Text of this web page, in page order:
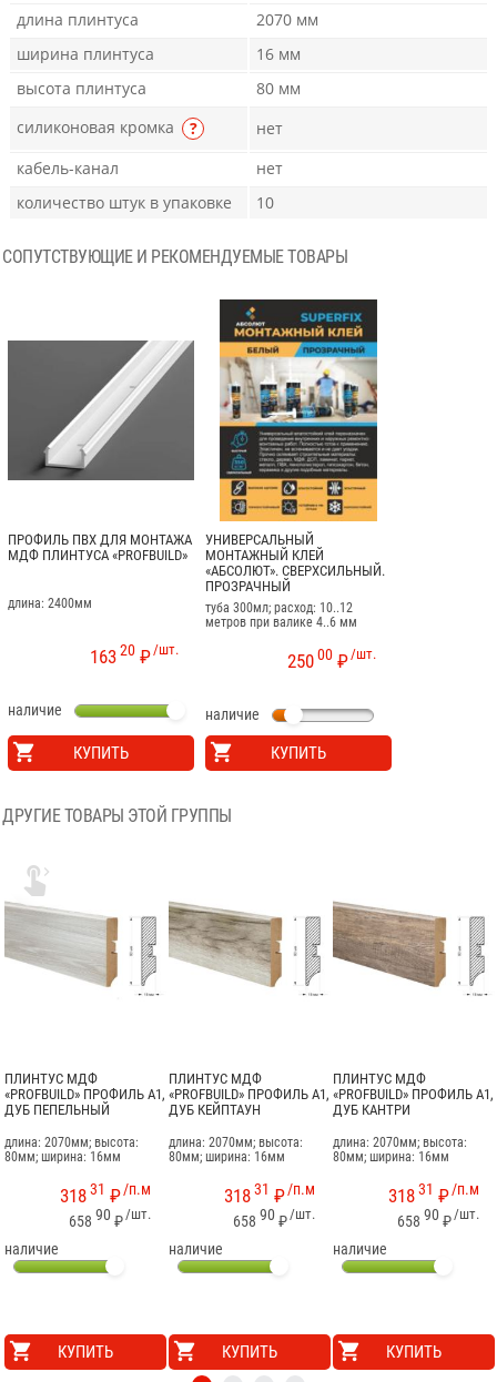
длина плинтуса
2070 мм
ширина плинтуса
16 мм
высота плинтуса
80 мм
силиконовая кромка
?
нет
кабель-канал
нет
количество штук в упаковке
10
СОПУТСТВУЮЩИЕ И РЕКОМЕНДУЕМЫЕ ТОВАРЫ
ПРОФИЛЬ ПВХ ДЛЯ МОНТАЖА
МДФ ПЛИНТУСА «PROFBUILD»
длина: 2400мм
/шт.
16320 ₽
наличие
КУПИТЬ
УНИВЕРСАЛЬНЫЙ
МОНТАЖНЫЙ КЛЕЙ
«АБСОЛЮТ». СВЕРХСИЛЬНЫЙ.
ПРОЗРАЧНЫЙ
туба 300мл; расход: 10..12
метров при валике 4..6 мм
/шт.
25000 ₽
наличие
КУПИТЬ
ДРУГИЕ ТОВАРЫ ЭТОЙ ГРУППЫ
ПЛИНТУС МДФ
«PROFBUILD» ПРОФИЛЬ А1,
ДУБ ПЕПЕЛЬНЫЙ
длина: 2070мм; высота:
80мм; ширина: 16мм
/п.м
31831 ₽
/шт.
658 90 ₽
наличие
КУПИТЬ
ПЛИНТУС МДФ
«PROFBUILD» ПРОФИЛЬ А1,
ДУБ КЕЙПТАУН
длина: 2070мм; высота:
80мм; ширина: 16мм
/п.м
31831 ₽
/шт.
658 90 ₽
наличие
КУПИТЬ
ПЛИНТУС МДФ
«PROFBUILD» ПРОФИЛЬ А1,
ДУБ КАНТРИ
длина: 2070мм; высота:
80мм; ширина: 16мм
/п.м
31831 ₽
/шт.
658 90 ₽
наличие
КУПИТЬ
